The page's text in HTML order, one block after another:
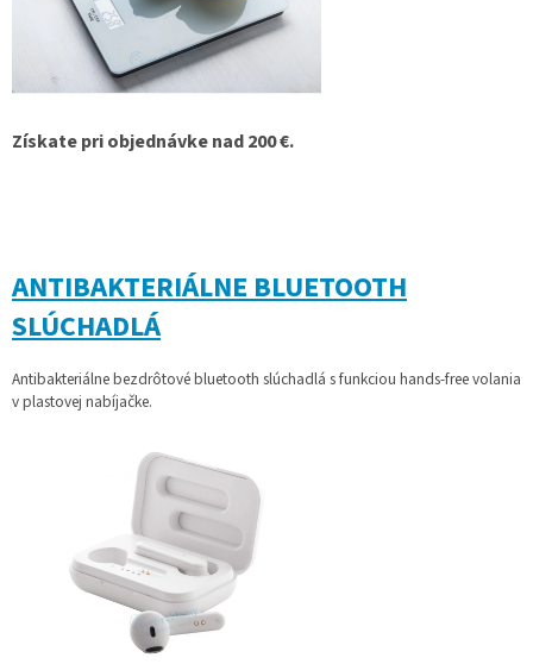
Získate pri objednávke nad 200 €.
ANTIBAKTERIÁLNE BLUETOOTH
SLÚCHADLÁ
Antibakteriálne bezdrôtové bluetooth slúchadlá s funkciou hands-free volania
v plastovej nabíjačke.